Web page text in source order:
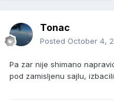
Tonac
Posted October 4,
Pa zar nije shimano
pod zamisljenu sajlu,